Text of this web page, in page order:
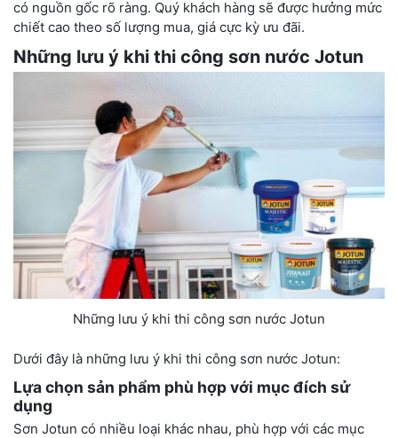
có nguồn gốc rõ ràng. Quý khách hàng sẽ được hưởng mức
chiết cao theo số lượng mua, giá cực kỳ ưu đãi.
Những lưu ý khi thi công sơn nước Jotun
Những lưu ý khi thi công sơn nước Jotun
Dưới đây là những lưu ý khi thi công sơn nước Jotun:
Lựa chọn sản phẩm phù hợp với mục đích sử
dụng
Sơn Jotun có nhiều loại khác nhau, phù hợp với các mục